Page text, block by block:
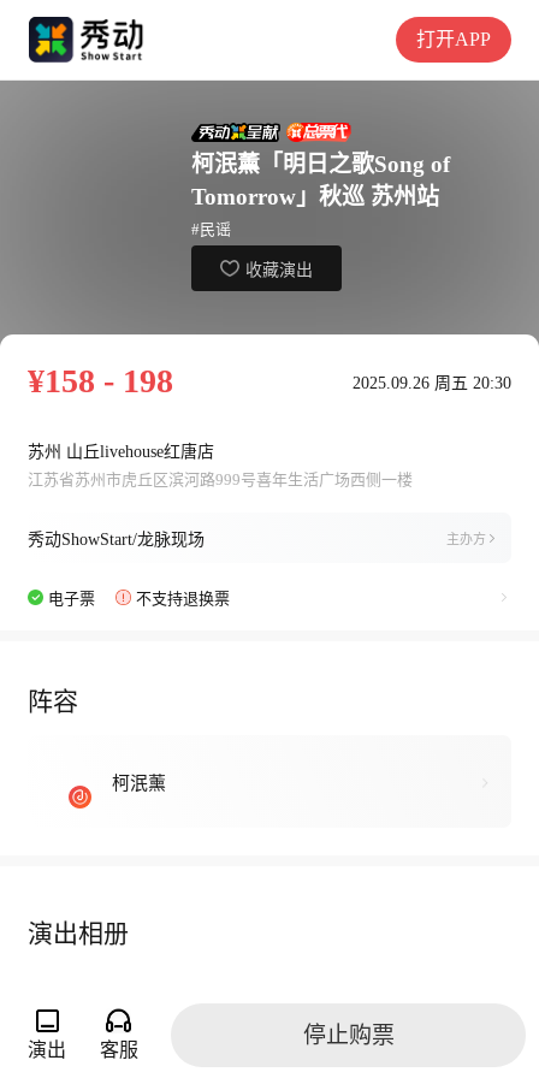
打开APP
柯泯薰「明日之歌Song of
Tomorrow」秋巡 苏州站
#民谣
收藏演出
¥158 - 198 2025.09.26 周五 20:30
苏州 山丘livehouse红唐店
江苏省苏州市虎丘区滨河路999号喜年生活广场西侧一楼
秀动ShowStart/龙脉现场 主办方
电子票 不支持退换票
阵容
柯泯薰
演出相册
演出 客服
停止购票